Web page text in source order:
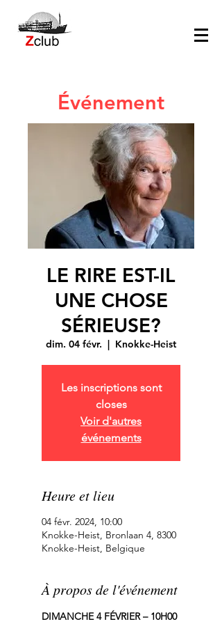
Événement
LE RIRE EST-IL
UNE CHOSE
SÉRIEUSE?
dim. 04 févr.
  |
Knokke-Heist
Les inscriptions sont
closes
Voir d'autres
événements
Heure et lieu
04 févr. 2024, 10:00
Knokke-Heist, Bronlaan 4, 8300
Knokke-Heist, Belgique
À propos de l'événement
DIMANCHE 4 FÉVRIER – 10H00